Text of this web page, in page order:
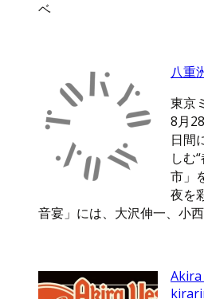
ベ
八重
東京
8月
日間
しむ
市」
夜を
音宴」には、大沢伸一、小
Akira